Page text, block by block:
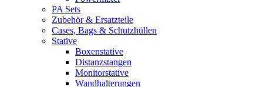
PA Sets
Zubehör & Ersatzteile
Cases, Bags & Schutzhüllen
Stative
Boxenstative
Distanzstangen
Monitorstative
Wandhalterungen